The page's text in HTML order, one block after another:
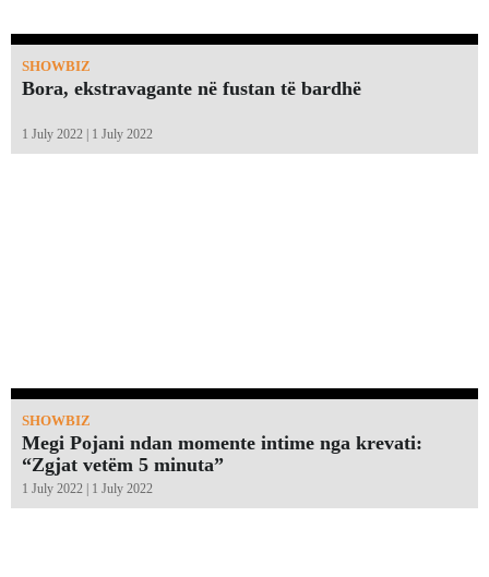
SHOWBIZ
Bora, ekstravagante në fustan të bardhë
1 July 2022 | 1 July 2022
SHOWBIZ
Megi Pojani ndan momente intime nga krevati:
“Zgjat vetëm 5 minuta”￼
1 July 2022 | 1 July 2022